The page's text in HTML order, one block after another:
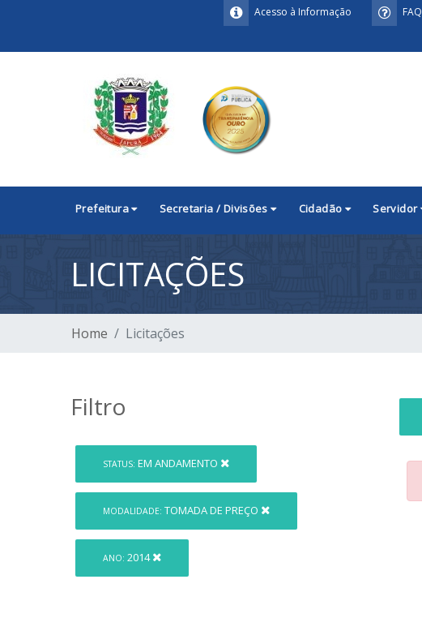
FAQ
Acesso à Informação
Prefeitura Secretaria / Divisões Cidadão Servidor
LICITAÇÕES
Home Licitações
Filtro
STATUS: EM ANDAMENTO
MODALIDADE: TOMADA DE PREÇO
ANO: 2014